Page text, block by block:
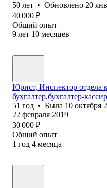
50 лет • Обновлено 20
40 000 ₽
Общий опыт
9 лет 10 месяцев
Юрист, Инспектор отдела
бухгалтер,бухгалтер-кассир
51 год • Была 10 октября
22 февраля 2019
30 000 ₽
Общий опыт
1 год 4 месяца